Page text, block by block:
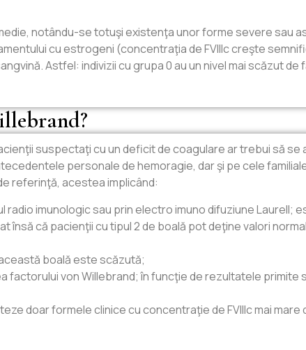
notându-se totuşi existenţa unor forme severe sau
cu estrogeni (concentraţia de FVIIIc creşte
Astfel: indivizii cu grupa 0 au un nivel mai scăzut
suspectaţi cu un deficit de coagulare ar trebui să
personale de hemoragie, dar şi pe cele
referinţă, acestea implicând:
imunologic sau prin electro imuno difuziune Laurell;
că pacienţii cu tipul 2 de boală pot deţine valori
boală este scăzută;
factorului von Willebrand; în funcţie de rezultatele
doar formele clinice cu concentraţie de FVIIIc mai